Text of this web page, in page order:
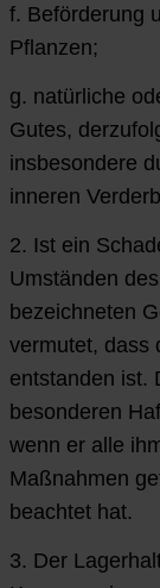
f. Beförderung
Pflanzen;
g. natürliche
Gutes,
insbesondere
inneren
2. Ist ein
Umständen
bezeichneten
vermutet, dass
entstanden ist.
besonderen
wenn er alle
Maßnahmen
beachtet hat.
3. Der